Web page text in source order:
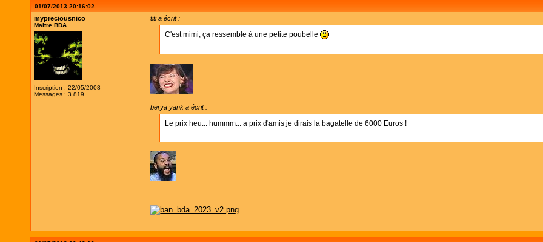
01/07/2013 20:16:02
mypreciousnico
Maitre BDA
Inscription : 22/05/2008
Messages : 3 819
titi a écrit :
C'est mimi, ça ressemble à une petite poubelle
berya yank a écrit :
Le prix heu... hummm... a prix d'amis je dirais la bagatelle de 6000 Euros !